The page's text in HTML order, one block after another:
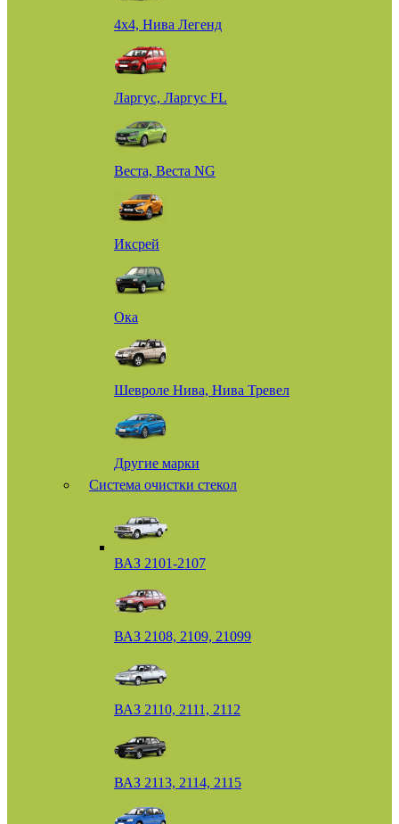
4х4, Нива Легенд
Ларгус, Ларгус FL
Веста, Веста NG
Иксрей
Ока
Шевроле Нива, Нива Тревел
Другие марки
Система очистки стекол
ВАЗ 2101-2107
ВАЗ 2108, 2109, 21099
ВАЗ 2110, 2111, 2112
ВАЗ 2113, 2114, 2115